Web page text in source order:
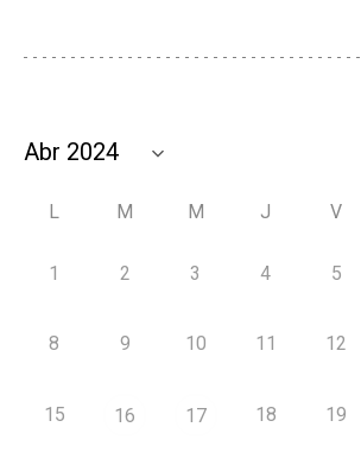
L M M J V
1 2 3 4 5
8 9 10 11 12
15 16 17 18 19